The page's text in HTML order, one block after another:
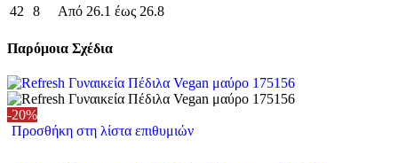
42
8 Από 26.1 έως 26.8
Παρόμοια Σχέδια
-20%
Προσθήκη στη λίστα επιθυμιών